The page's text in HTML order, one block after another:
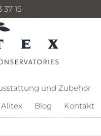
37 15
und Zubehör
Blog Kontakt